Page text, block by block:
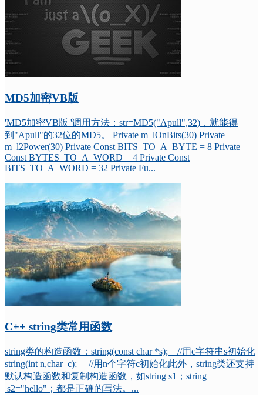
MD5加密VB版
'MD5加密VB版 '调用方法：str=MD5("Apull",32)，就能得
到"Apull"的32位的MD5。 Private m_lOnBits(30) Private
m_l2Power(30) Private Const BITS_TO_A_BYTE = 8 Private
Const BYTES_TO_A_WORD = 4 Private Const
BITS_TO_A_WORD = 32 Private Fu...
C++ string类常用函数
string类的构造函数：string(const char *s); //用c字符串s初始化
string(int n,char c); //用n个字符c初始化此外，string类还支持
默认构造函数和复制构造函数，如string s1；string
s2="hello"；都是正确的写法。...